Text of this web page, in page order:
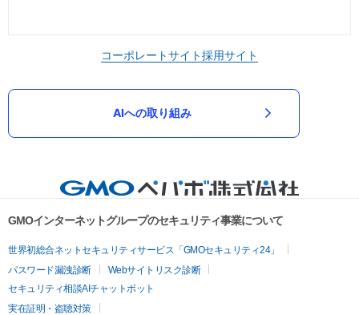
コーポレートサイト採用サイト
AIへの取り組み
GMOインターネットグループのセキュリティ事業について
世界初総合ネットセキュリティサービス「GMOセキュリティ24」
パスワード漏洩診断
Webサイトリスク診断
セキュリティ相談AIチャットボット
実在証明・盗聴対策